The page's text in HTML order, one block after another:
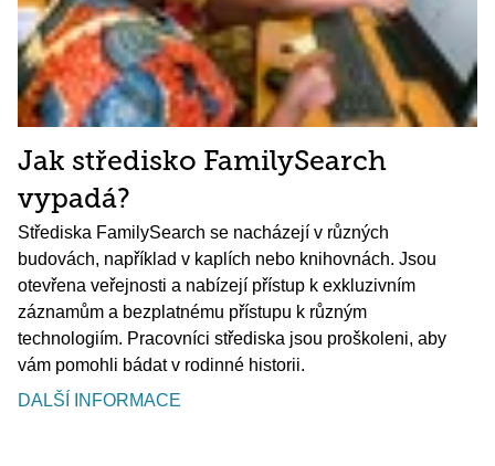
Jak středisko FamilySearch
vypadá?
Střediska FamilySearch se nacházejí v různých
budovách, například v kaplích nebo knihovnách. Jsou
otevřena veřejnosti a nabízejí přístup k exkluzivním
záznamům a bezplatnému přístupu k různým
technologiím. Pracovníci střediska jsou proškoleni, aby
vám pomohli bádat v rodinné historii.
DALŠÍ INFORMACE